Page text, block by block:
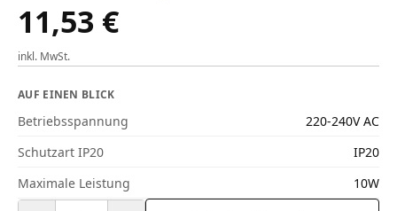
11,53 €
inkl. MwSt.
AUF EINEN BLICK
Betriebsspannung
220-240V AC
Schutzart IP20
IP20
Maximale Leistung
10W